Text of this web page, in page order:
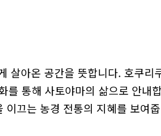
살아온 공간을 뜻합니다. 호쿠리
를 통해 사토야마의 삶으로 안내
끄는 농경 전통의 지혜를 보여